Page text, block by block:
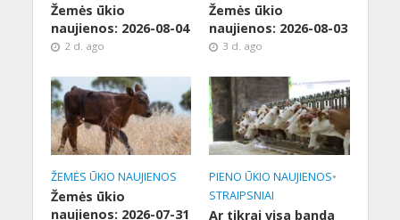
Žemės ūkio
naujienos: 2026-08-04
2 d. ago
Žemės ūkio
naujienos: 2026-08-03
3 d. ago
ŽEMĖS ŪKIO NAUJIENOS
Žemės ūkio
naujienos: 2026-07-31
PIENO ŪKIO NAUJIENOS•
STRAIPSNIAI
Ar tikrai visa banda